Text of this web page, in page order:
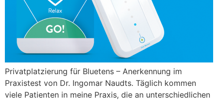
Privatplatzierung für Bluetens – Anerkennung im
Praxistest von Dr. Ingomar Naudts. Täglich kommen
viele Patienten in meine Praxis, die an unterschiedlichen